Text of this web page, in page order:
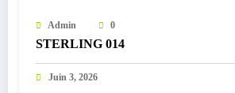
Admin 0
STERLING 014
Juin 3, 2026